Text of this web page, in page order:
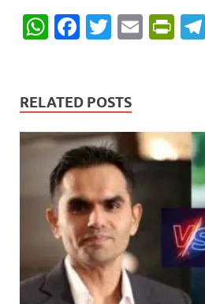
W
s
A
p
p
F
b
o
o
k
T
er
E
P
ie
n
dl
y
RELATED POSTS